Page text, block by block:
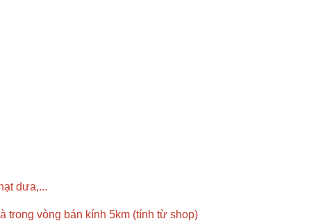
dưa,...
trong vòng bán kính 5km (tính từ shop)